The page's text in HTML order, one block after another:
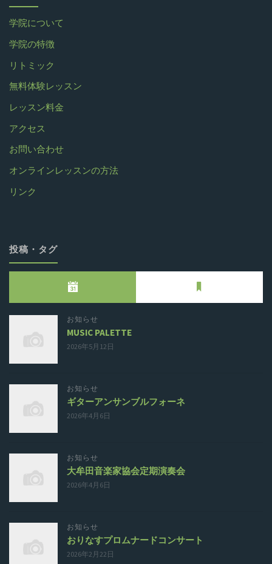
学院について
学院の特徴
リトミック
無料体験レッスン
レッスン料金
アクセス
お問い合わせ
オンラインレッスンの方法
リンク
投稿・タグ
お知らせ
MUSIC PALETTE
2026年5月12日
お知らせ
ギターアンサンブルフォーネ
2026年4月6日
お知らせ
大牟田音楽家協会定期演奏会
2026年4月6日
お知らせ
おりなすプロムナードコンサート
2026年2月22日